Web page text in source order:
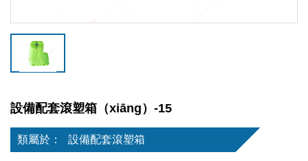
設備配套滾塑箱（xiāng）-15
類屬於： 設備配套滾塑箱